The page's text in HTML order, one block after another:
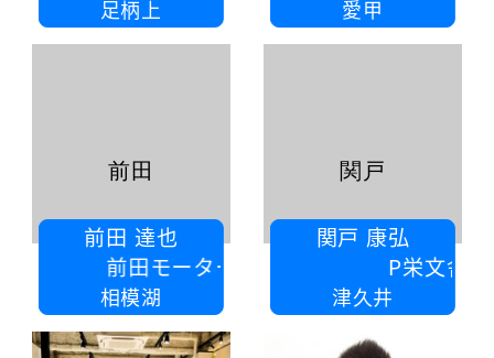
足柄上 愛甲
前田 達也
モータース鈑金塗装工場
相模湖
前田
関戸 康弘
P栄文舎
津久井
関戸